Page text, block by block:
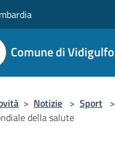
Comune di Vidigulfo
> Notizie > Sport >
della salute